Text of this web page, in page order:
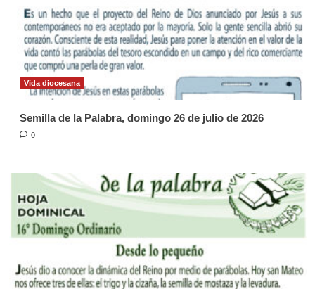
Vida diocesana
Semilla de la Palabra, domingo 26 de julio de 2026
0